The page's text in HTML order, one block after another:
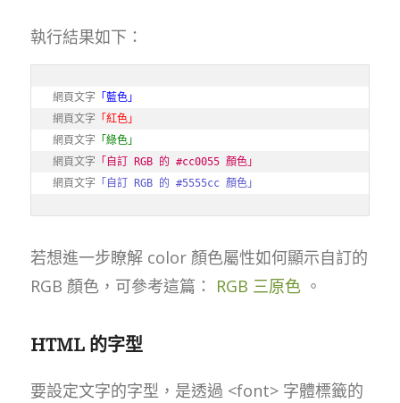
執行結果如下：
網頁文字 「藍色」
網頁文字 「紅色」
網頁文字 「綠色」
網頁文字 「自訂 RGB 的 #cc0055 顏色」
網頁文字 「自訂 RGB 的 #5555cc 顏色」
若想進一步瞭解 color 顏色屬性如何顯示自訂的
RGB 顏色，可參考這篇： RGB 三原色。
HTML 的字型
要設定文字的字型，是透過 <font> 字體標籤的